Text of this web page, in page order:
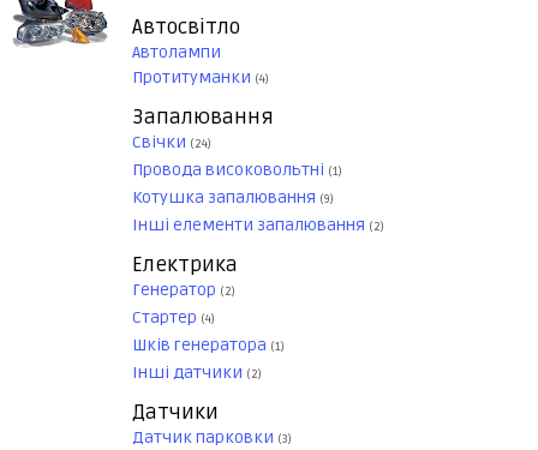
Автосвітло
Автолампи
Протитуманки (4)
Запалювання
Свічки (24)
Провода високовольтні (1)
Котушка запалювання (9)
Інші елементи запалювання (2)
Електрика
Генератор (2)
Стартер (4)
Шків генератора (1)
Інші датчики (2)
Датчики
Датчик парковки (3)